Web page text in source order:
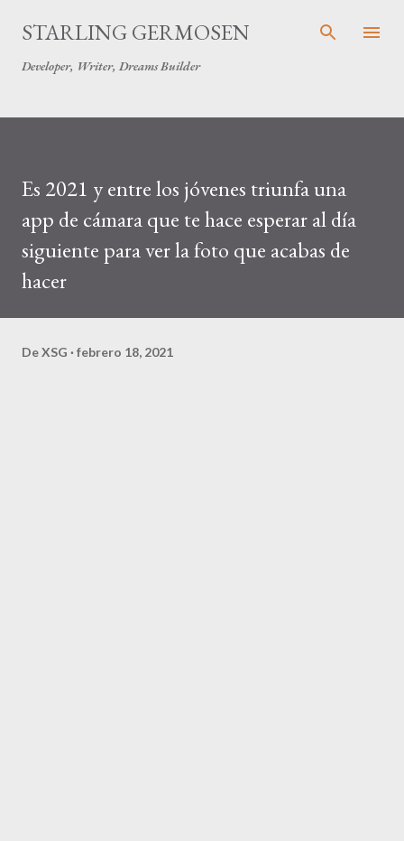
Ir al contenido principal
STARLING GERMOSEN
Developer, Writer, Dreams Builder
Es 2021 y entre los jóvenes triunfa una
app de cámara que te hace esperar al día
siguiente para ver la foto que acabas de
hacer
DeXSG febrero 18, 2021